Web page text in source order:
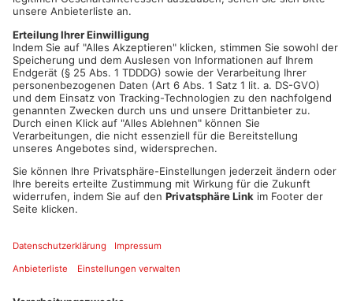
Wichtige Punkte im Kampf gegen den Abstieg
Ein Erfolg wäre dringend nötig, denn der Abstand zu den
Abstiegsplätzen beträgt nur noch zwei Punkte. Anwurf ist am
frühen Abend in Aschaffenburg.
Artikel teilen
Mehr aus Sport